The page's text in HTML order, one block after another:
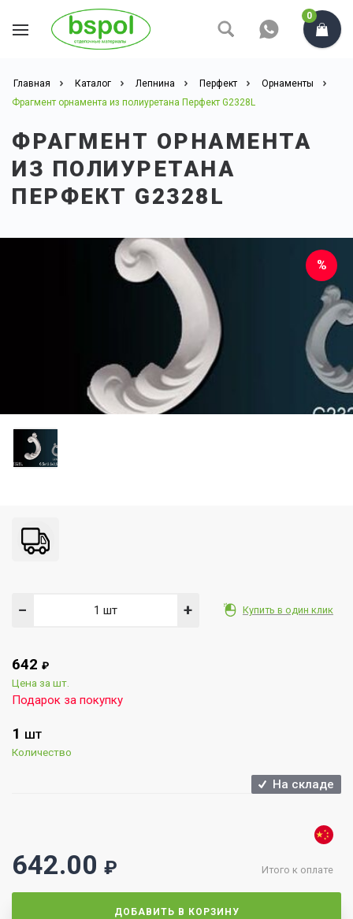
0
Главная Каталог Лепнина Перфект
Орнаменты
Фрагмент орнамента из полиуретана Перфект G2328L
ФРАГМЕНТ ОРНАМЕНТА
ИЗ ПОЛИУРЕТАНА
ПЕРФЕКТ G2328L
Купить в один клик
− +
642 ₽
Цена за шт.
Подарок за покупку
1 ШТ
Количество
На складе
Итого к оплате
642.00 ₽
ДОБАВИТЬ В КОРЗИНУ